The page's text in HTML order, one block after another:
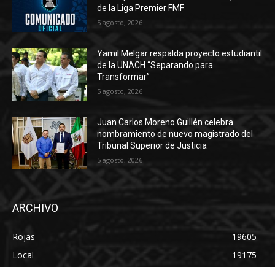
de la Liga Premier FMF
5 agosto, 2026
Yamil Melgar respalda proyecto estudiantil
de la UNACH “Separando para
Transformar”
5 agosto, 2026
Juan Carlos Moreno Guillén celebra
nombramiento de nuevo magistrado del
Tribunal Superior de Justicia
5 agosto, 2026
ARCHIVO
Rojas
19605
Local
19175